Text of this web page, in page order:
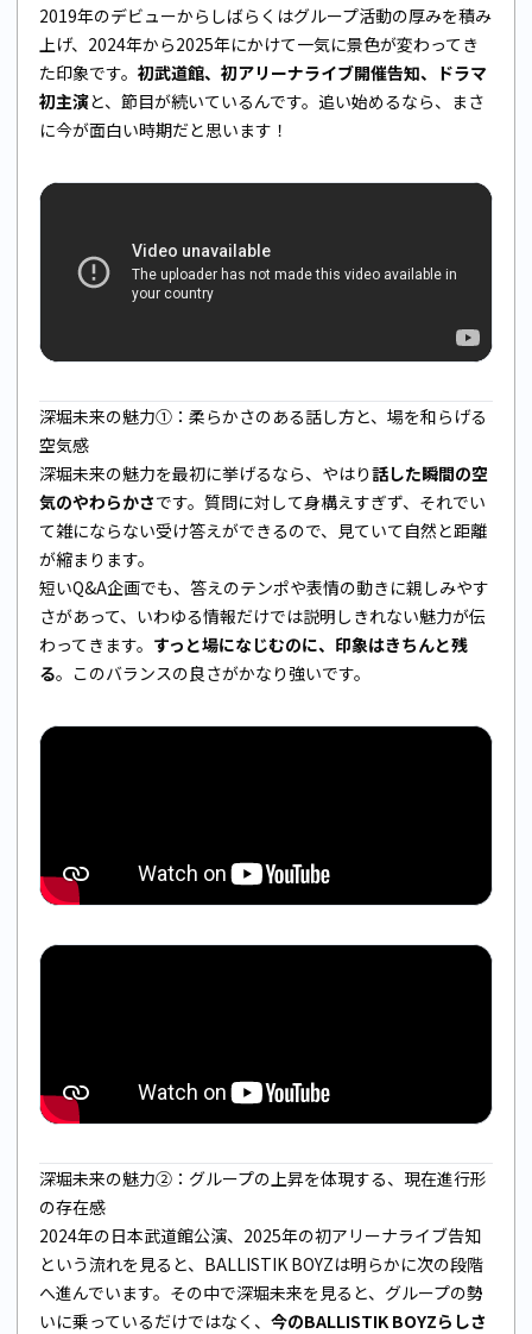
2019年のデビューからしばらくはグループ活動の厚みを積み
上げ、2024年から2025年にかけて一気に景色が変わってき
た印象です。 初武道館、初アリーナライブ開催告知、ドラマ
初主演と、節目が続いているんです。追い始めるなら、まさ
に今が面白い時期だと思います！
深堀未来の魅力①：柔らかさのある話し方と、場を和らげる
空気感
深堀未来の魅力を最初に挙げるなら、やはり話した瞬間の空
気のやわらかさです。質問に対して身構えすぎず、それでい
て雑にならない受け答えができるので、見ていて自然と距離
が縮まります。
短いQ&A企画でも、答えのテンポや表情の動きに親しみやす
さがあって、いわゆる情報だけでは説明しきれない魅力が伝
わってきます。 すっと場になじむのに、印象はきちんと残
る。このバランスの良さがかなり強いです。
深堀未来の魅力②：グループの上昇を体現する、現在進行形
の存在感
2024年の日本武道館公演、2025年の初アリーナライブ告知
という流れを見ると、BALLISTIK BOYZは明らかに次の段階
へ進んでいます。その中で深堀未来を見ると、グループの勢
いに乗っているだけではなく、 今のBALLISTIK BOYZらしさ